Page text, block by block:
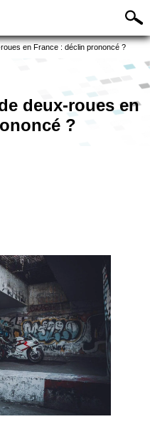
en France : déclin prononcé ?
deux-roues en
?